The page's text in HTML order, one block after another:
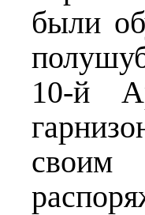
были
10-й
своим